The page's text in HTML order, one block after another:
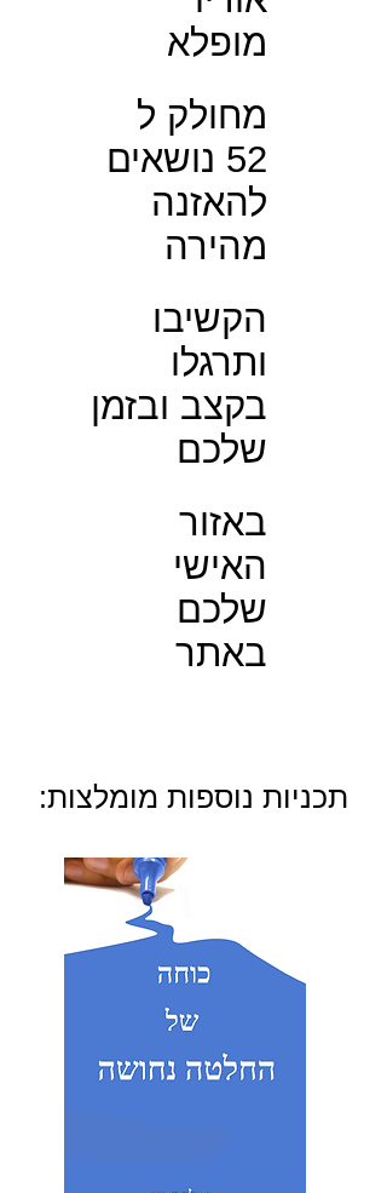
מופלא
מחולק ל
52 נושאים
להאזנה
מהירה
הקשיבו
ותרגלו
בקצב ובזמן
שלכם
באזור
האישי
שלכם
באתר
תכניות נוספות מומלצות: